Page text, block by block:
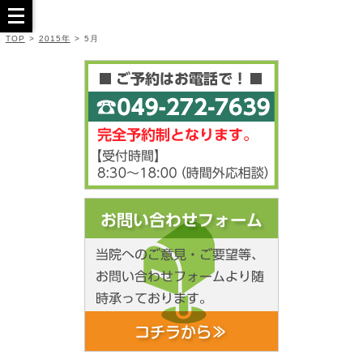
TOP > 2015年 > 5月